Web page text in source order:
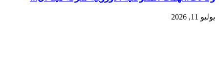
يوليو 11, 2026